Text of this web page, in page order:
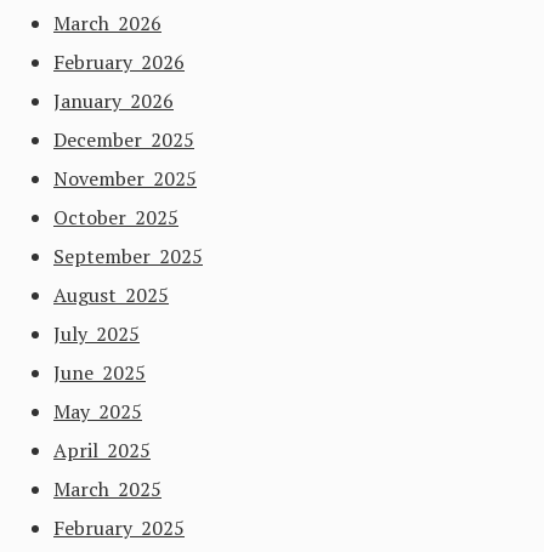
March 2026
February 2026
January 2026
December 2025
November 2025
October 2025
September 2025
August 2025
July 2025
June 2025
May 2025
April 2025
March 2025
February 2025